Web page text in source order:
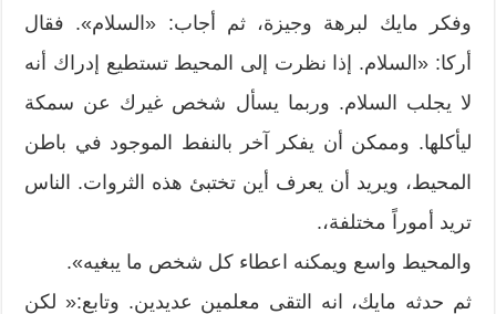
وفكر مايك لبرهة وجيزة، ثم أجاب: «السلام». فقال
أركا: «السلام. إذا نظرت إلى المحيط تستطيع إدراك أنه
لا يجلب السلام. وربما يسأل شخص غيرك عن سمكة
ليأكلها. وممكن أن يفكر آخر بالنفط الموجود في باطن
المحيط، ويريد أن يعرف أين تختبئ هذه الثروات. الناس
تريد أموراً مختلفة،.
والمحيط واسع ويمكنه اعطاء كل شخص ما يبغيه».
ثم حدثه مايك، انه التقى معلمين عديدين. وتابع:« لكن